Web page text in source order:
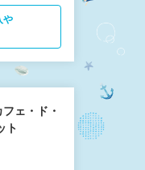
や
ェ・ド・
ト